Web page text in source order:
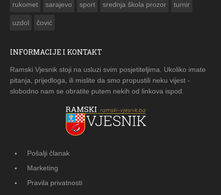
rukomet sarajevo sport srednja škola prozor turnir
uzdol čović
INFORMACIJE I KONTAKT
Ramski Vjesnik stoji na usluzi svim posjetiteljima. Ukoliko imate
pitanja, prijedloga, ili mislite da smo propustili neku vijest -
slobodno nam se obratite putem nekih od linkova ispod.
Pošalji članak
Marketing
Pravila privatnosti